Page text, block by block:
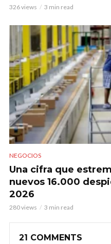
326 views 3 min read
NEGOCIOS
Una cifra que
nuevos 16.000
2026
280 views 3 min read
21 COMMENTS